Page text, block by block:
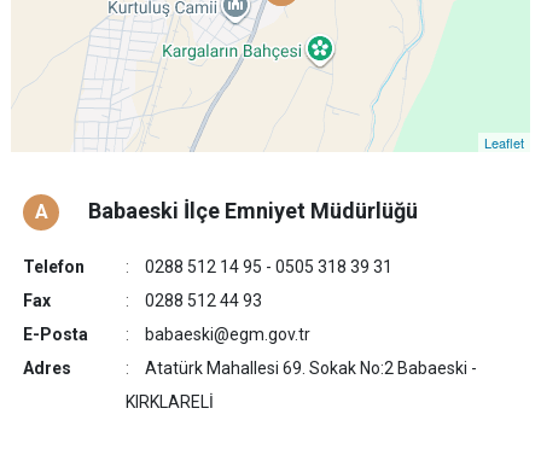
Leaflet
A Babaeski İlçe Emniyet Müdürlüğü
Telefon
0288 512 14 95 - 0505 318 39 31
Fax
0288 512 44 93
E-Posta
babaeski@egm.gov.tr
Adres
Atatürk Mahallesi 69. Sokak No:2 Babaeski -
KIRKLARELİ